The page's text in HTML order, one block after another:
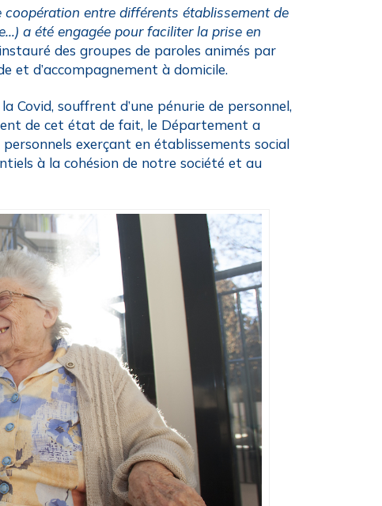
coopération entre différents établissement de
a été engagée pour faciliter la prise en
des groupes de paroles animés par
et d’accompagnement à domicile.
souffrent d’une pénurie de personnel,
de cet état de fait, le Département a
exerçant en établissements social
à la cohésion de notre société et au